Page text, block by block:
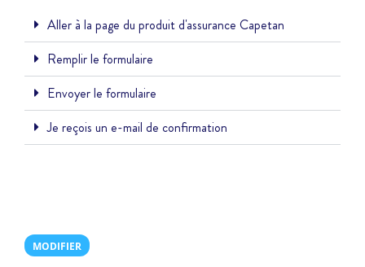
Aller à la page du produit d'assurance Capetan
Remplir le formulaire
Envoyer le formulaire
Je reçois un e-mail de confirmation
MODIFIER